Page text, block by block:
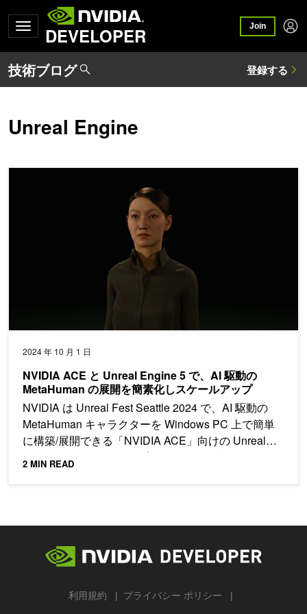
DEVELOPER Join
Unreal Engine
2024 年 10 月 1 日
NVIDIA ACE と Unreal Engine 5 で、AI 駆動の
MetaHuman の展開を簡素化しスケールアップ
NVIDIA は Unreal Fest Seattle 2024 で、AI 駆動の
MetaHuman キャラクターを Windows PC 上で簡単
に構築/展開できる「NVIDIA ACE」向けの Unreal
Engine 5 オンデバイス プラグインを発表しました。
2 MIN READ
利用規約 プライバシー ポリシー